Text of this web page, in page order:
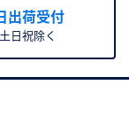
出荷受付
日祝除く